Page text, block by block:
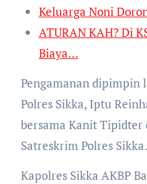
Keluarga Noni
ATURAN KAH? Di
Biaya…
Pengamanan dipimpin
Polres Sikka, Iptu
bersama Kanit
Satreskrim Polres Sikka.
Kapolres Sikka AKBP